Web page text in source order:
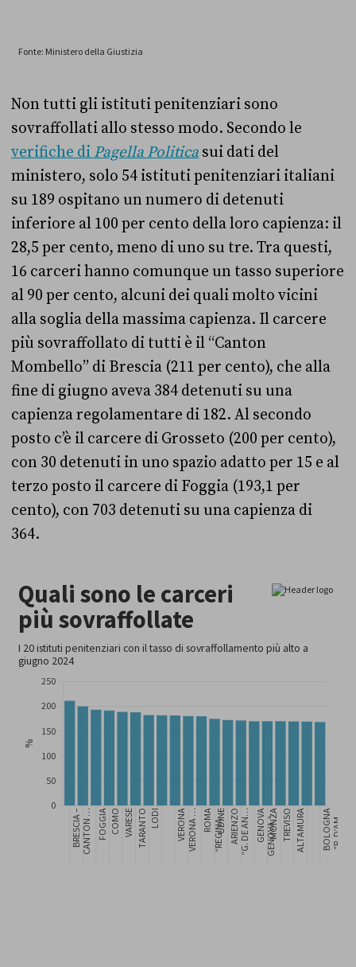
Non tutti gli istituti penitenziari sono
sovraffollati allo stesso modo. Secondo le
verifiche di Pagella Politica sui dati del
ministero, solo 54 istituti penitenziari italiani
su 189 ospitano un numero di detenuti
inferiore al 100 per cento della loro capienza: il
28,5 per cento, meno di uno su tre. Tra questi,
16 carceri hanno comunque un tasso superiore
al 90 per cento, alcuni dei quali molto vicini
alla soglia della massima capienza. Il carcere
più sovraffollato di tutti è il “Canton
Mombello” di Brescia (211 per cento), che alla
fine di giugno aveva 384 detenuti su una
capienza regolamentare di 182. Al secondo
posto c’è il carcere di Grosseto (200 per cento),
con 30 detenuti in uno spazio adatto per 15 e al
terzo posto il carcere di Foggia (193,1 per
cento), con 703 detenuti su una capienza di
364.